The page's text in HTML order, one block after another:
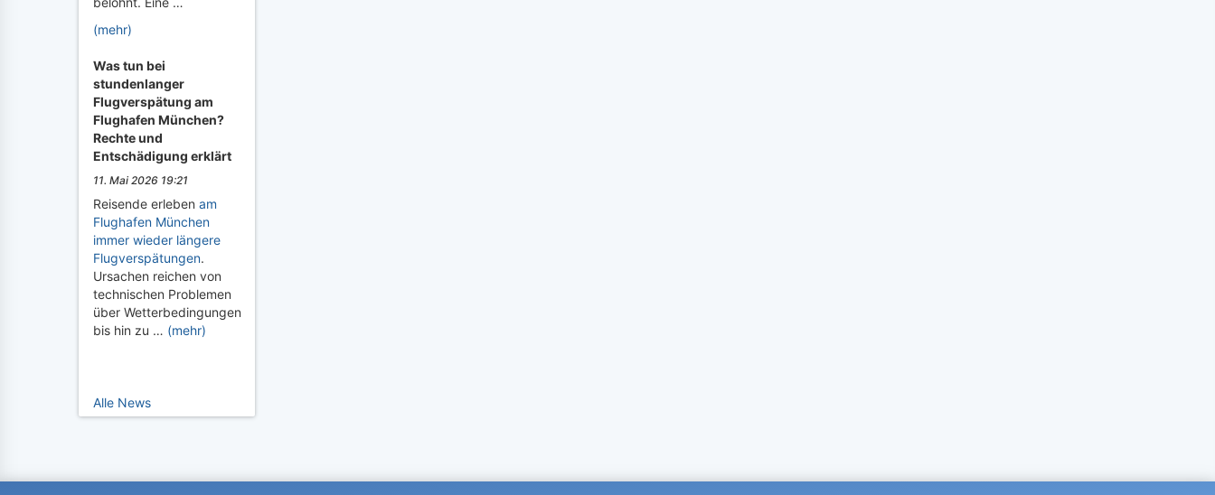
(mehr)
Was tun bei
stundenlanger
Flugverspätung am
Flughafen München?
Rechte und
Entschädigung erklärt
11. Mai 2026 19:21
Reisende erleben am
Flughafen München
immer wieder längere
Flugverspätungen.
Ursachen reichen von
technischen Problemen
über Wetterbedingungen
bis hin zu … (mehr)
Alle News